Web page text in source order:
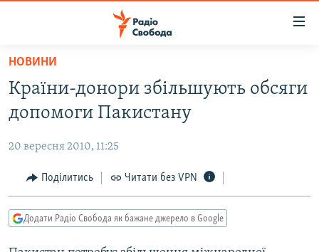
Перейти
основного
матеріалу
до
навігації
Перейти
до
РАДІО СВОБОДА – 70 РОКІВ
ВСЕ ЗА ДОБУ
ПОЛІТИКА
ЕКОНОМІКА
КУЛЬТУРА
ВІЙНА
РОСІЙСЬКА «ФІЛЬТРАЦІЯ»
КРИМ.РЕАЛІЇ
НОВИНИ
Країни-донори збільшують обсяги
допомоги Пакистану
20 вересня 2010, 11:25
Поділитись Читати без VPN
Додати Радіо Свобода як бажане джерело в Google